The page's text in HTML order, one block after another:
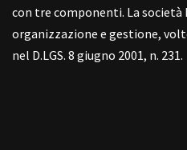
con tre componenti. La
organizzazione e gestione,
nel D.LGS. 8 giugno 2001, n. 231.